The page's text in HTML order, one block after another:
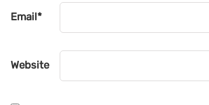
Email*
Website